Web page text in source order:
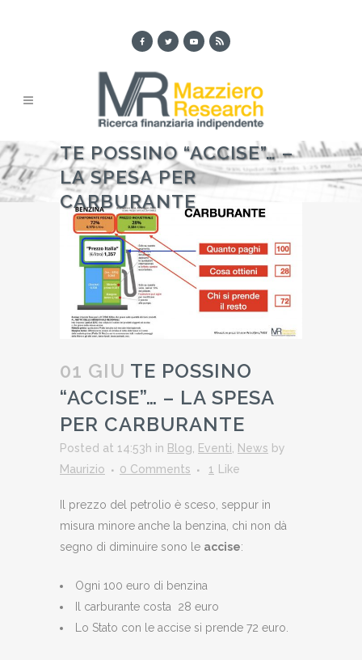
TE POSSINO “ACCISE”… –
LA SPESA PER
CARBURANTE
01 GIU TE POSSINO
“ACCISE”… – LA SPESA
PER CARBURANTE
Posted at 14:53h in Blog Eventi News by
Maurizio
0 Comments 1 Like
Il prezzo del petrolio è sceso, seppur in
misura minore anche la benzina, chi non dà
segno di diminuire sono le accise:
Ogni 100 euro di benzina
Il carburante costa 28 euro
Lo Stato con le accise si prende 72 euro.